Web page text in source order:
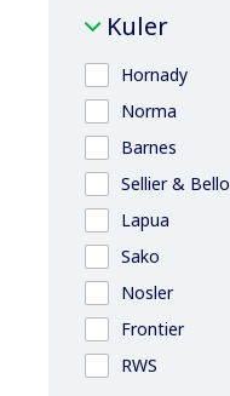
Kuler
Hornady
Norma
Barnes
Sellier &
Lapua
Sako
Nosler
Frontier
RWS